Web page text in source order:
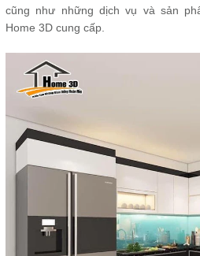
cũng như những dịch vụ và sản
Home 3D cung cấp.